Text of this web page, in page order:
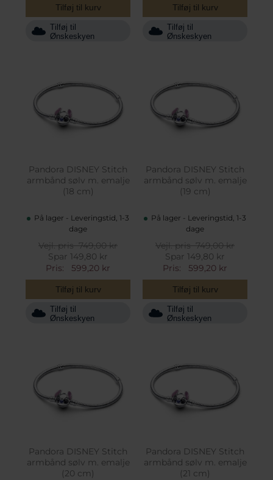
Tilføj til kurv
Tilføj til
Ønskeskyen
Tilføj til kurv
Tilføj til
Ønskeskyen
Pandora DISNEY Stitch
armbånd sølv m. emalje
(18 cm)
På lager - Leveringstid, 1-3
dage
Vejl. pris749,00 kr
Spar 149,80 kr
Pris:
599,20 kr
Tilføj til kurv
Tilføj til
Ønskeskyen
Pandora DISNEY Stitch
armbånd sølv m. emalje
(19 cm)
På lager - Leveringstid, 1-3
dage
Vejl. pris749,00 kr
Spar 149,80 kr
Pris:
599,20 kr
Tilføj til kurv
Tilføj til
Ønskeskyen
Pandora DISNEY Stitch
armbånd sølv m. emalje
(20 cm)
Pandora DISNEY Stitch
armbånd sølv m. emalje
(21 cm)